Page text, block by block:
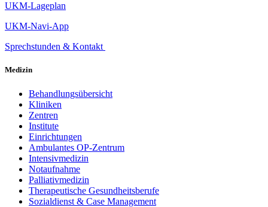
UKM-Lageplan
UKM-Navi-App
Sprechstunden & Kontakt
Medizin
Behandlungsübersicht
Kliniken
Zentren
Institute
Einrichtungen
Ambulantes OP-Zentrum
Intensivmedizin
Notaufnahme
Palliativmedizin
Therapeutische Gesundheitsberufe
Sozialdienst & Case Management